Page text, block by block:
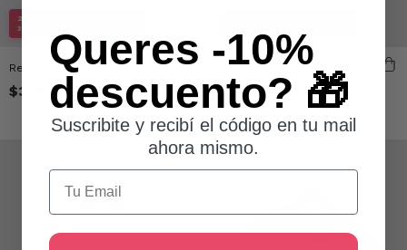
2X1 EN TODA LA TIENDA
30% OFF LLEVANDO 1 UNIDAD
Remera Franco Argentina
$31.400,00
Remera Argentina M/l
$28.500,00
Queres -10%
descuento? 🎁
Suscribite y recibí el código en tu mail
ahora mismo.
Email